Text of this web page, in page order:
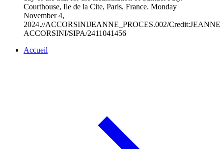
Courthouse, Ile de la Cite, Paris, France. Monday
November 4,
2024.//ACCORSINIJEANNE_PROCES.002/Credit:JEANNE
ACCORSINI/SIPA/2411041456
Accueil